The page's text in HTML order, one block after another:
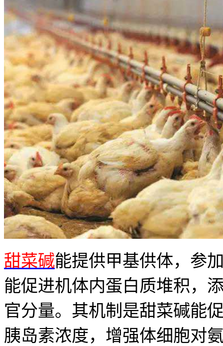
甜菜碱能提供甲基供体，参
能促进机体内蛋白质堆积，
官分量。其机制是甜菜碱能
胰岛素浓度，增强体细胞对